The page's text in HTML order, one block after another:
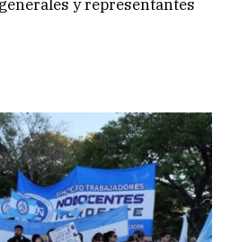
y representantes